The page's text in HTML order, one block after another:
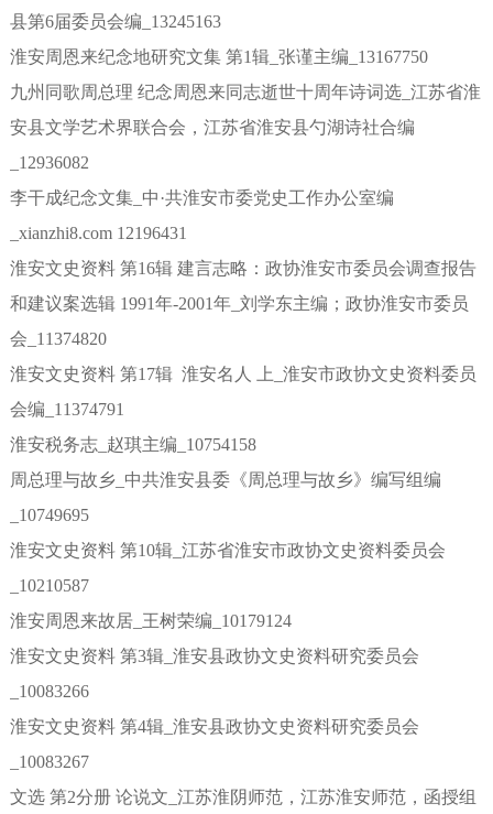
县第6届委员会编_13245163
淮安周恩来纪念地研究文集 第1辑_张谨主编_13167750
九州同歌周总理 纪念周恩来同志逝世十周年诗词选_江苏省淮
安县文学艺术界联合会，江苏省淮安县勺湖诗社合编
_12936082
李干成纪念文集_中·共淮安市委党史工作办公室编
_xianzhi8.com 12196431
淮安文史资料 第16辑 建言志略：政协淮安市委员会调查报告
和建议案选辑 1991年-2001年_刘学东主编；政协淮安市委员
会_11374820
淮安文史资料 第17辑 淮安名人 上_淮安市政协文史资料委员
会编_11374791
淮安税务志_赵琪主编_10754158
周总理与故乡_中共淮安县委《周总理与故乡》编写组编
_10749695
淮安文史资料 第10辑_江苏省淮安市政协文史资料委员会
_10210587
淮安周恩来故居_王树荣编_10179124
淮安文史资料 第3辑_淮安县政协文史资料研究委员会
_10083266
淮安文史资料 第4辑_淮安县政协文史资料研究委员会
_10083267
文选 第2分册 论说文_江苏淮阴师范，江苏淮安师范，函授组